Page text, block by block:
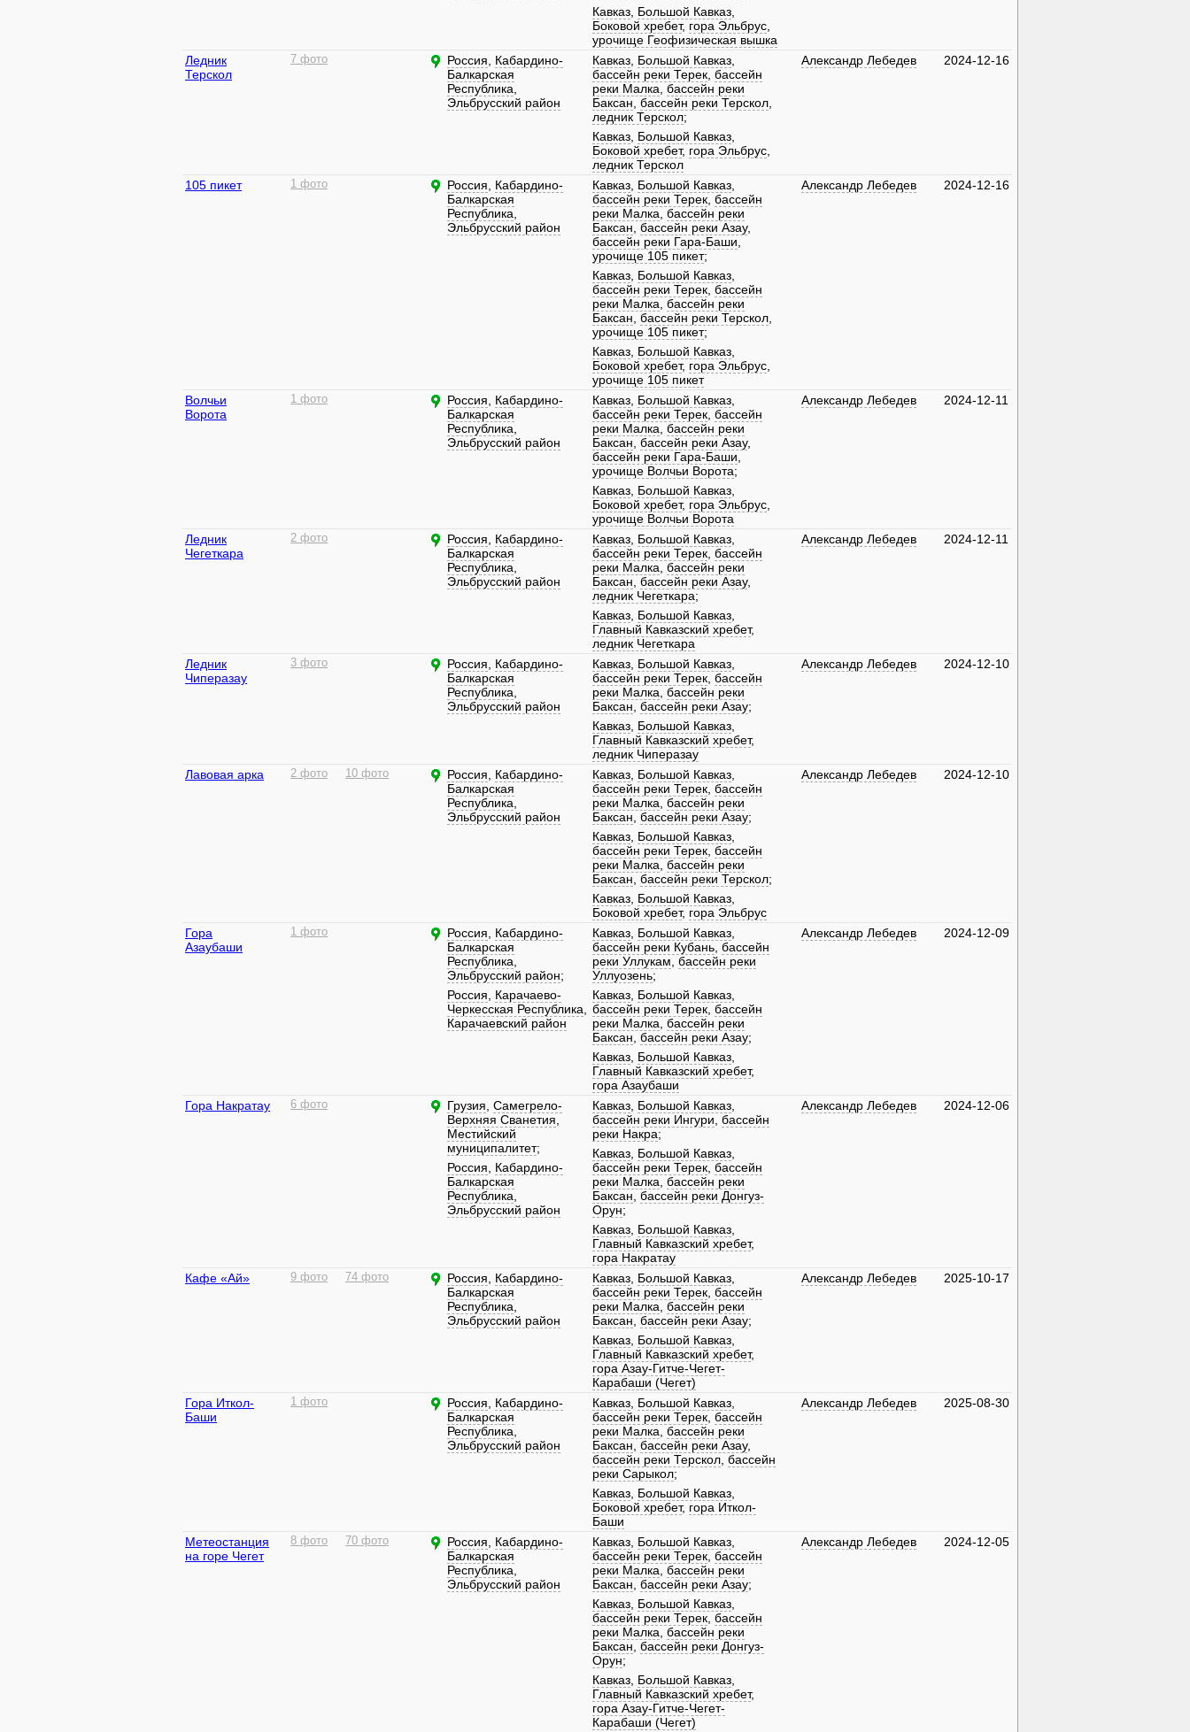
Кавказ Большой Кавказ
Боковой хребет, гора Эльбрус
урочище Геофизическая вышка
Ледник
Терскол
7 фото Россия
Кабардино-
Балкарская
Республика
Эльбрусский район
Кавказ Большой Кавказ
бассейн реки Терек бассейн
реки Малка бассейн реки
Баксан бассейн реки Терскол
ледник Терскол;
Кавказ Большой Кавказ
Боковой хребет, гора Эльбрус
ледник Терскол
Александр Лебедев 2024-12-16
105 пикет 1 фото Россия
Кабардино-
Балкарская
Республика
Эльбрусский район
Кавказ Большой Кавказ
бассейн реки Терек бассейн
реки Малка бассейн реки
Баксан бассейн реки Азау,
бассейн реки Гара-Баши
урочище 105 пикет;
Кавказ Большой Кавказ
бассейн реки Терек бассейн
реки Малка бассейн реки
Баксан бассейн реки Терскол
урочище 105 пикет;
Кавказ Большой Кавказ
Боковой хребет, гора Эльбрус
урочище 105 пикет
Александр Лебедев 2024-12-16
Волчьи
Ворота
1 фото Россия
Кабардино-
Балкарская
Республика
Эльбрусский район
Кавказ Большой Кавказ
бассейн реки Терек бассейн
реки Малка бассейн реки
Баксан бассейн реки Азау,
бассейн реки Гара-Баши
урочище Волчьи Ворота;
Кавказ Большой Кавказ
Боковой хребет, гора Эльбрус
урочище Волчьи Ворота
Александр Лебедев 2024-12-11
Ледник
Чегеткара
2 фото Россия
Кабардино-
Балкарская
Республика
Эльбрусский район
Кавказ Большой Кавказ
бассейн реки Терек бассейн
реки Малка бассейн реки
Баксан бассейн реки Азау,
ледник Чегеткара;
Кавказ Большой Кавказ
Главный Кавказский хребет,
ледник Чегеткара
Александр Лебедев 2024-12-11
Ледник
Чиперазау
3 фото Россия
Кабардино-
Балкарская
Республика
Эльбрусский район
Кавказ Большой Кавказ
бассейн реки Терек бассейн
реки Малка бассейн реки
Баксан бассейн реки Азау;
Кавказ Большой Кавказ
Главный Кавказский хребет,
ледник Чиперазау
Александр Лебедев 2024-12-10
Лавовая арка 2 фото 10 фото Россия
Кабардино-
Балкарская
Республика
Эльбрусский район
Кавказ Большой Кавказ
бассейн реки Терек бассейн
реки Малка бассейн реки
Баксан бассейн реки Азау;
Кавказ Большой Кавказ
бассейн реки Терек бассейн
реки Малка бассейн реки
Баксан бассейн реки Терскол;
Кавказ Большой Кавказ
Боковой хребет, гора Эльбрус
Александр Лебедев 2024-12-10
Гора
Азаубаши
1 фото Россия
Кабардино-
Балкарская
Республика
Эльбрусский район;
Россия
Карачаево-
Черкесская Республика
Карачаевский район
Кавказ Большой Кавказ
бассейн реки Кубань бассейн
реки Уллукам бассейн реки
Уллуозень;
Кавказ Большой Кавказ
бассейн реки Терек бассейн
реки Малка бассейн реки
Баксан бассейн реки Азау;
Кавказ Большой Кавказ
Главный Кавказский хребет,
гора Азаубаши
Александр Лебедев 2024-12-09
Гора Накратау 6 фото Грузия Самегрело-
Верхняя Сванетия
Местийский
муниципалитет;
Россия
Кабардино-
Балкарская
Республика
Эльбрусский район
Кавказ Большой Кавказ
бассейн реки Ингури бассейн
реки Накра;
Кавказ Большой Кавказ
бассейн реки Терек бассейн
реки Малка бассейн реки
Баксан бассейн реки Донгуз-
Орун;
Кавказ Большой Кавказ
Главный Кавказский хребет,
гора Накратау
Александр Лебедев 2024-12-06
Кафе «Ай» 9 фото 74 фото Россия
Кабардино-
Балкарская
Республика
Эльбрусский район
Кавказ Большой Кавказ
бассейн реки Терек бассейн
реки Малка бассейн реки
Баксан бассейн реки Азау;
Кавказ Большой Кавказ
Главный Кавказский хребет,
гора Азау-Гитче-Чегет-
Карабаши (Чегет)
Александр Лебедев 2025-10-17
Гора Иткол-
Баши
1 фото Россия
Кабардино-
Балкарская
Республика
Эльбрусский район
Кавказ Большой Кавказ
бассейн реки Терек бассейн
реки Малка бассейн реки
Баксан бассейн реки Азау,
бассейн реки Терскол бассейн
реки Сарыкол;
Кавказ Большой Кавказ
Боковой хребет, гора Иткол-
Баши
Александр Лебедев 2025-08-30
Метеостанция
на горе Чегет
8 фото 70 фото Россия
Кабардино-
Балкарская
Республика
Эльбрусский район
Кавказ Большой Кавказ
бассейн реки Терек бассейн
реки Малка бассейн реки
Баксан бассейн реки Азау;
Кавказ Большой Кавказ
бассейн реки Терек бассейн
реки Малка бассейн реки
Баксан бассейн реки Донгуз-
Орун;
Кавказ Большой Кавказ
Главный Кавказский хребет,
гора Азау-Гитче-Чегет-
Карабаши (Чегет)
Александр Лебедев 2024-12-05